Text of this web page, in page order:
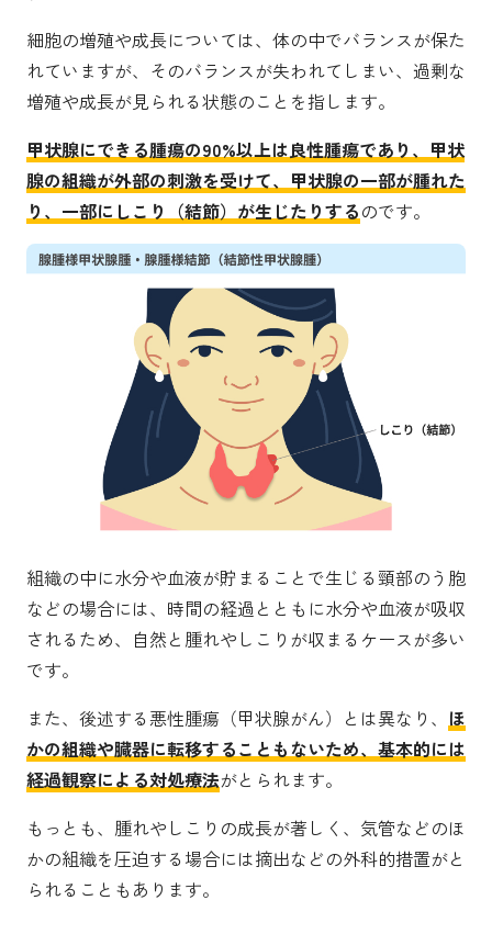
細胞の増殖や成長については、体の中でバランスが保た
れていますが、そのバランスが失われてしまい、過剰な
増殖や成長が見られる状態のことを指します。
甲状腺にできる腫瘍の90%以上は良性腫瘍であり、甲状
腺の組織が外部の刺激を受けて、甲状腺の一部が腫れた
り、一部にしこり（結節）が生じたりするのです。
組織の中に水分や血液が貯まることで生じる頸部のう胞
などの場合には、時間の経過とともに水分や血液が吸収
されるため、自然と腫れやしこりが収まるケースが多い
です。
また、後述する悪性腫瘍（甲状腺がん）とは異なり、 ほ
かの組織や臓器に転移することもないため、基本的には
経過観察による対処療法がとられます。
もっとも、腫れやしこりの成長が著しく、気管などのほ
かの組織を圧迫する場合には摘出などの外科的措置がと
られることもあります。